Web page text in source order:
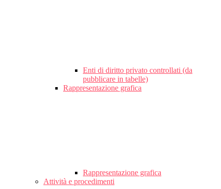
Enti di diritto privato controllati (da
pubblicare in tabelle)
Rappresentazione grafica
Rappresentazione grafica
Attività e procedimenti